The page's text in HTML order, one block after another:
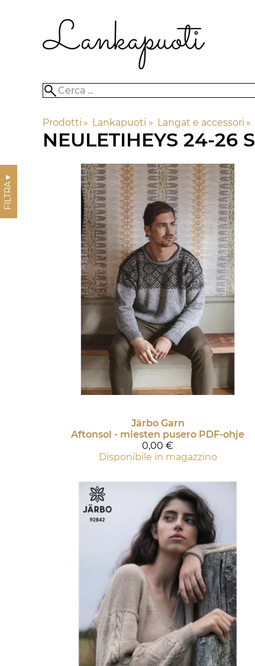
Prodotti ‪» Lankapuoti ‪» Langat e accessori ‪»
NEULETIHEYS 24-26 S
FILTRA
▼
Järbo Garn
Aftonsol - miesten pusero PDF-ohje
0,00 €
Disponibile in magazzino